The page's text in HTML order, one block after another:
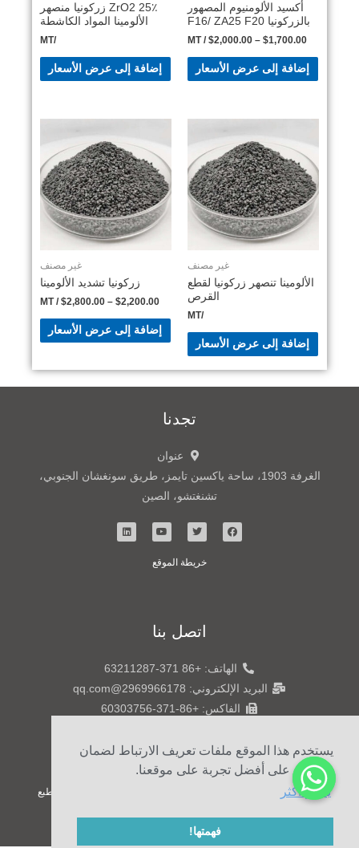
يستخدم هذا الموقع ملفات تعريف الارتباط لضمان
حصولك على أفضل تجربة على موقعنا.
يتعلم أكثر
فهمتها!
أكسيد الألومنيوم المصهور
بالزركونيا F16/ ZA25 F20
$1,700.00
–
$2,000.00
/ MT
إضافة إلى عرض الأسعار
25٪ ZrO2 زركونيا منصهر
الألومينا المواد الكاشطة
/MT
إضافة إلى عرض الأسعار
غير مصنف
الألومينا تنصهر زركونيا لقطع
القرص
/MT
إضافة إلى عرض الأسعار
غير مصنف
زركونيا تشديد الألومينا
$2,200.00
–
$2,800.00
/ MT
إضافة إلى عرض الأسعار
© 2020 شركة Henan Sicheng Abrasives Tech Co., Ltd. حقوق الطبع
اتصل بنا
الهاتف: +86 371-63211287
البريد الإلكتروني: 2969966178@qq.com
الفاكس: +86-371-60303756
تجدنا
عنوان
الغرفة 1903، ساحة ياكسين تايمز، طريق سونغشان الجنوبي،
تشنغتشو، الصين
خريطة الموقع